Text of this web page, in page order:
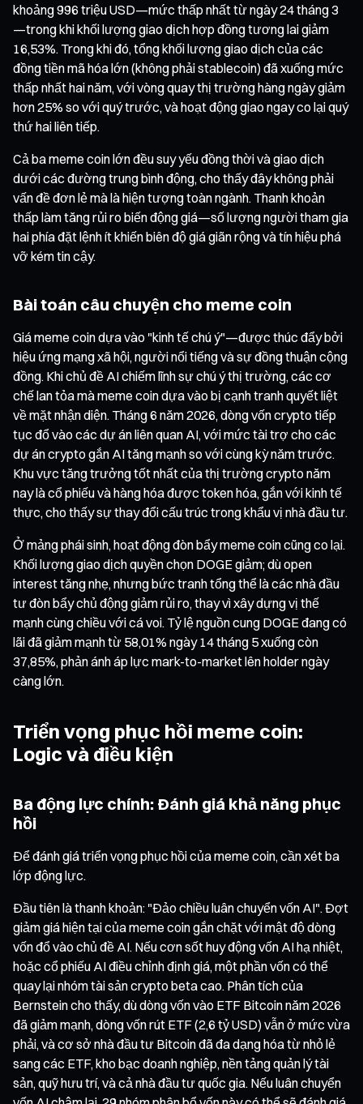
khoảng 996 triệu USD—mức thấp nhất từ ngày 24 tháng 3
—trong khi khối lượng giao dịch hợp đồng tương lai giảm
16,53%. Trong khi đó, tổng khối lượng giao dịch của các
đồng tiền mã hóa lớn (không phải stablecoin) đã xuống mức
thấp nhất hai năm, với vòng quay thị trường hàng ngày giảm
hơn 25% so với quý trước, và hoạt động giao ngay co lại quý
thứ hai liên tiếp.
Cả ba meme coin lớn đều suy yếu đồng thời và giao dịch
dưới các đường trung bình động, cho thấy đây không phải
vấn đề đơn lẻ mà là hiện tượng toàn ngành. Thanh khoản
thấp làm tăng rủi ro biến động giá—số lượng người tham gia
hai phía đặt lệnh ít khiến biên độ giá giãn rộng và tín hiệu phá
vỡ kém tin cậy.
Bài toán câu chuyện cho meme coin
Giá meme coin dựa vào "kinh tế chú ý"—được thúc đẩy bởi
hiệu ứng mạng xã hội, người nổi tiếng và sự đồng thuận cộng
đồng. Khi chủ đề AI chiếm lĩnh sự chú ý thị trường, các cơ
chế lan tỏa mà meme coin dựa vào bị cạnh tranh quyết liệt
về mặt nhận diện. Tháng 6 năm 2026, dòng vốn crypto tiếp
tục đổ vào các dự án liên quan AI, với mức tài trợ cho các
dự án crypto gắn AI tăng mạnh so với cùng kỳ năm trước.
Khu vực tăng trưởng tốt nhất của thị trường crypto năm
nay là cổ phiếu và hàng hóa được token hóa, gắn với kinh tế
thực, cho thấy sự thay đổi cấu trúc trong khẩu vị nhà đầu tư.
Ở mảng phái sinh, hoạt động đòn bẩy meme coin cũng co lại.
Khối lượng giao dịch quyền chọn DOGE giảm; dù open
interest tăng nhẹ, nhưng bức tranh tổng thể là các nhà đầu
tư đòn bẩy chủ động giảm rủi ro, thay vì xây dựng vị thế
mạnh cùng chiều với cá voi. Tỷ lệ nguồn cung DOGE đang có
lãi đã giảm mạnh từ 58,01% ngày 14 tháng 5 xuống còn
37,85%, phản ánh áp lực mark-to-market lên holder ngày
càng lớn.
Triển vọng phục hồi meme coin:
Logic và điều kiện
Ba động lực chính: Đánh giá khả năng phục
hồi
Để đánh giá triển vọng phục hồi của meme coin, cần xét ba
lớp động lực.
Đầu tiên là thanh khoản: "Đảo chiều luân chuyển vốn AI". Đợt
giảm giá hiện tại của meme coin gắn chặt với mật độ dòng
vốn đổ vào chủ đề AI. Nếu cơn sốt huy động vốn AI hạ nhiệt,
hoặc cổ phiếu AI điều chỉnh định giá, một phần vốn có thể
quay lại nhóm tài sản crypto beta cao. Phân tích của
Bernstein cho thấy, dù dòng vốn vào ETF Bitcoin năm 2026
đã giảm mạnh, dòng vốn rút ETF (2,6 tỷ USD) vẫn ở mức vừa
phải, và cơ sở nhà đầu tư Bitcoin đã đa dạng hóa từ nhỏ lẻ
sang các ETF, kho bạc doanh nghiệp, nền tảng quản lý tài
sản, quỹ hưu trí, và cả nhà đầu tư quốc gia. Nếu luân chuyển